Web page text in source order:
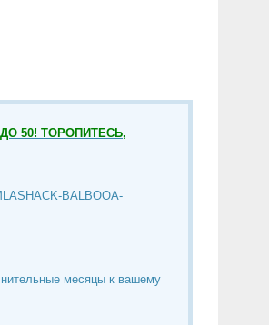
50! ТОРОПИТЕСЬ,
BALBOOA-
месяцы к вашему